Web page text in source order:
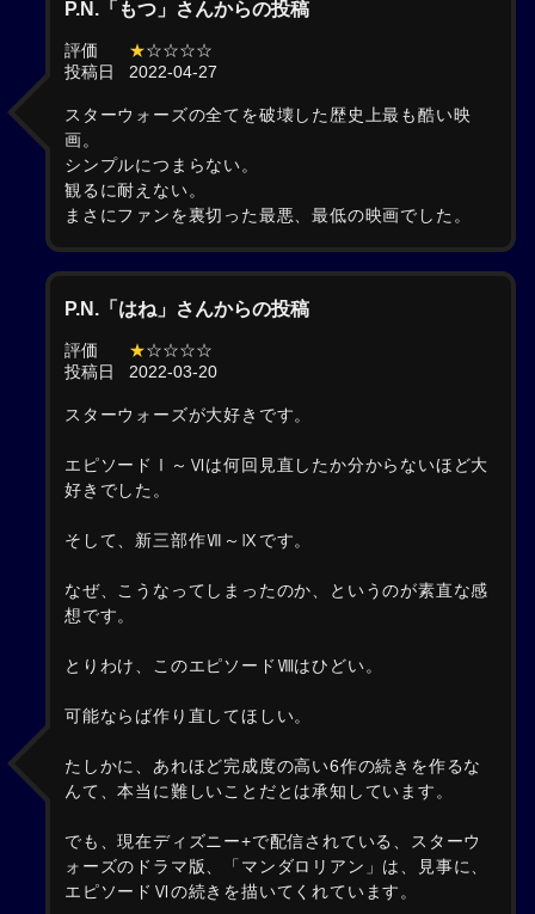
P.N.「もつ」さんからの投稿
評価 ★☆☆☆☆
投稿日
2022-04-27
スターウォーズの全てを破壊した歴史上最も酷い映
画。
シンプルにつまらない。
観るに耐えない。
まさにファンを裏切った最悪、最低の映画でした。
P.N.「はね」さんからの投稿
評価 ★☆☆☆☆
投稿日
2022-03-20
スターウォーズが大好きです。
エピソードⅠ～Ⅵは何回見直したか分からないほど大
好きでした。
そして、新三部作Ⅶ～Ⅸです。
なぜ、こうなってしまったのか、というのが素直な感
想です。
とりわけ、このエピソードⅧはひどい。
可能ならば作り直してほしい。
たしかに、あれほど完成度の高い6作の続きを作るな
んて、本当に難しいことだとは承知しています。
でも、現在ディズニー+で配信されている、スターウ
ォーズのドラマ版、「マンダロリアン」は、見事に、
エピソードⅥの続きを描いてくれています。